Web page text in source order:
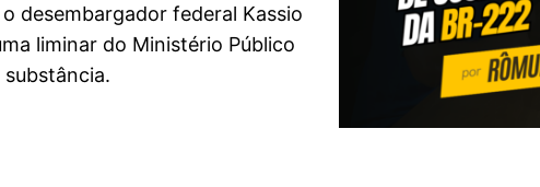
desembargador federal Kassio
liminar do Ministério Público
substância.